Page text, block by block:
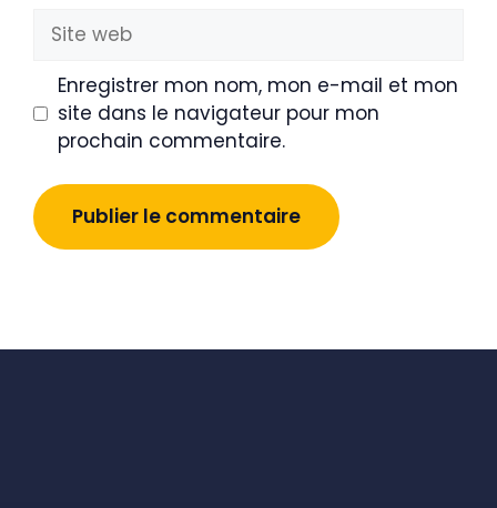
Site
web
Enregistrer mon nom, mon e-mail et mon
site dans le navigateur pour mon
prochain commentaire.